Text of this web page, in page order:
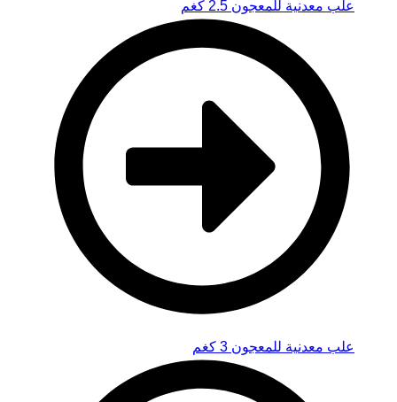
علب معدنية للمعجون 2.5 كغم
علب معدنية للمعجون 3 كغم